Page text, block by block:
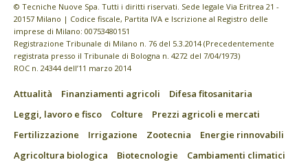
© Tecniche Nuove Spa. Tutti i diritti riservati. Sede legale Via Eritrea 21 -
20157 Milano | Codice fiscale, Partita IVA e Iscrizione al Registro delle
imprese di Milano: 00753480151
Registrazione Tribunale di Milano n. 76 del 5.3.2014 (Precedentemente
registrata presso il Tribunale di Bologna n. 4272 del 7/04/1973)
ROC n. 24344 dell’11 marzo 2014
Attualità Finanziamenti agricoli
Difesa fitosanitaria
Leggi, lavoro e fisco
Colture
Prezzi agricoli e mercati
Fertilizzazione
Irrigazione Zootecnia
Energie rinnovabili
Agricoltura biologica
Biotecnologie
Cambiamenti climatici